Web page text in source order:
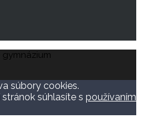
súbory cookies.
súhlasíte s používaním